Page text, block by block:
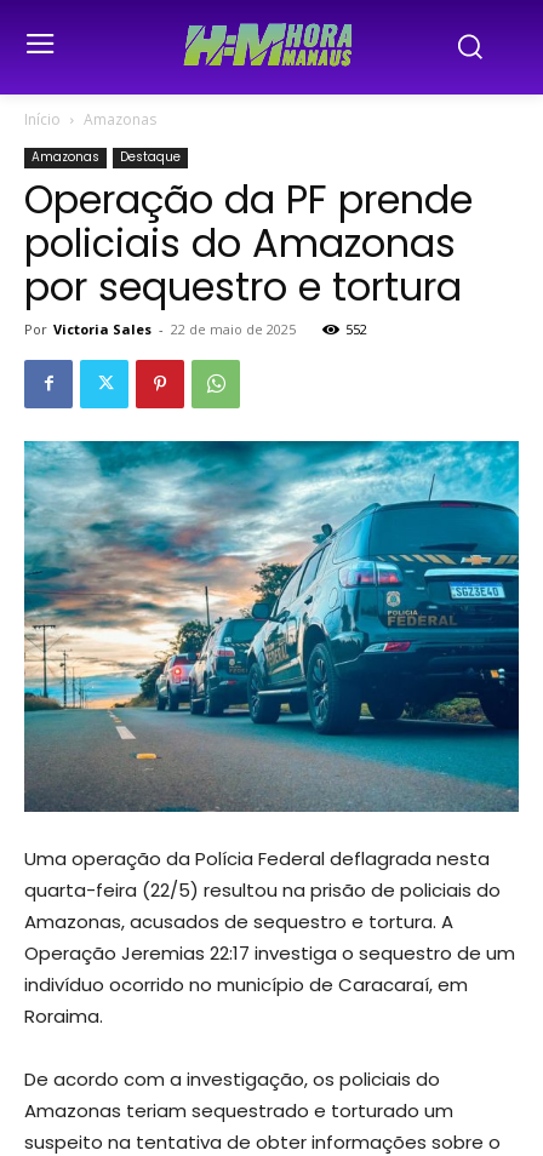
Início Amazonas
Amazonas Destaque
Operação da PF prende
policiais do Amazonas
por sequestro e tortura
Por Victoria Sales - 22 de maio de 2025 552
Uma operação da Polícia Federal deflagrada nesta
quarta-feira (22/5) resultou na prisão de policiais do
Amazonas, acusados de sequestro e tortura. A
Operação Jeremias 22:17 investiga o sequestro de um
indivíduo ocorrido no município de Caracaraí, em
Roraima.
De acordo com a investigação, os policiais do
Amazonas teriam sequestrado e torturado um
suspeito na tentativa de obter informações sobre o